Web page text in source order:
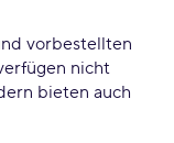
vorbestellten
nicht
bieten auch